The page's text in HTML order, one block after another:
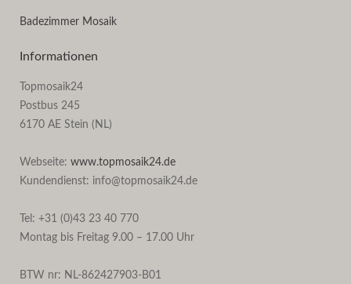
Badezimmer Mosaik
Informationen
Topmosaik24
Postbus 245
6170 AE Stein (NL)
Webseite: www.topmosaik24.de
Kundendienst: info@topmosaik24.de
Tel: +31 (0)43 23 40 770
Montag bis Freitag 9.00 – 17.00 Uhr
BTW nr: NL-862427903-B01